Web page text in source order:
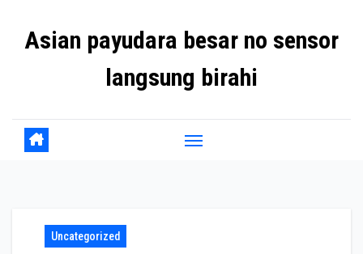
Asian payudara besar no sensor
langsung birahi
Uncategorized